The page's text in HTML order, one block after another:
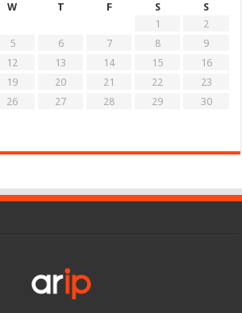
W T F S
S
1
2
5 6 7 8
9
12 13 14 15
16
19 20 21 22
23
26 27 28 29
30